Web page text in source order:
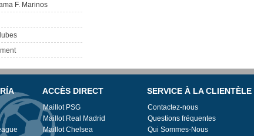
F. Marinos
ACCÈS DIRECT
Maillot PSG
Maillot Real Madrid
Maillot Chelsea
SERVICE À LA CLIENTÈLE
Contactez-nous
Questions fréquentes
Qui Sommes-Nous